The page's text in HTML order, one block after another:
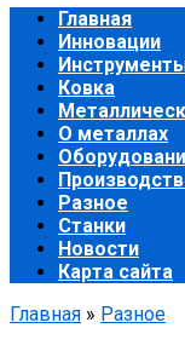
Главная
Инновации
Ковка
О металлах
Разное
Станки
Новости
Карта сайта
Главная » Разное